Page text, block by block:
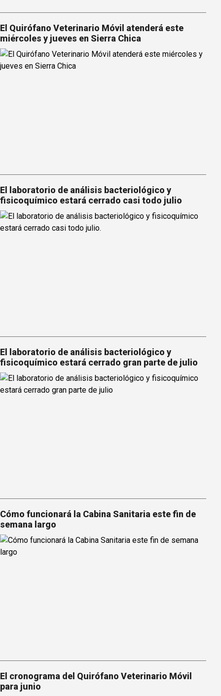
El Quirófano Veterinario Móvil atenderá este
miércoles y jueves en Sierra Chica
El laboratorio de análisis bacteriológico y
fisicoquímico estará cerrado casi todo julio
El laboratorio de análisis bacteriológico y
fisicoquímico estará cerrado gran parte de julio
Cómo funcionará la Cabina Sanitaria este fin de
semana largo
El cronograma del Quirófano Veterinario Móvil
para junio